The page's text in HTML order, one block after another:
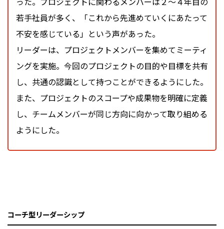
若手社員が多く、「これから先進めていくにあたって
不安を感じている」という声があった。
リーダーは、プロジェクトメンバーを集めてミーティ
ングを実施。今回のプロジェクトの目的や目標を共有
し、共通の認識として持つことができるようにした。
また、プロジェクトのスコープや成果物を明確に定義
し、チームメンバーが同じ方向に向かって取り組める
ようにした。
コーチ型リーダーシップ